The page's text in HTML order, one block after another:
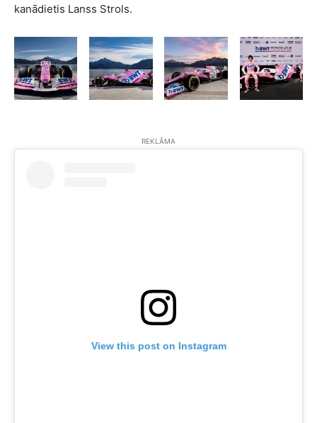
kanādietis Lanss Strols.
REKLĀMA
View this post on Instagram